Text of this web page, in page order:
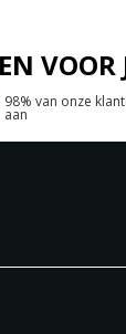
98% van onze
aan